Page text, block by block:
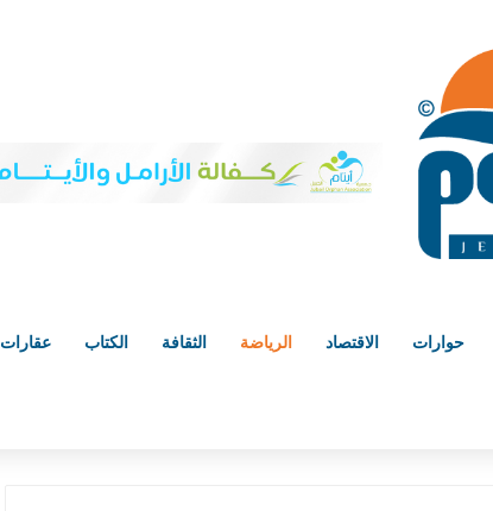
حوارات الاقتصاد الرياضة الثقافة الكتاب عقارات